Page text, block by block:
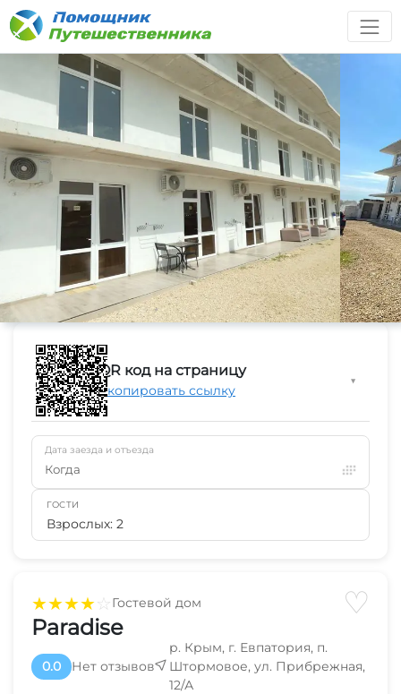
★★★★☆Гостевой дом ♡
Paradise
0.0 Нет отзывов
р. Крым, г. Евпатория, п.
Штормовое, ул. Прибрежная,
12/А
QR код на страницу
Скопировать ссылку
▼
Дата заезда и отъезда
Когда
ГОСТИ
Взрослых: 2